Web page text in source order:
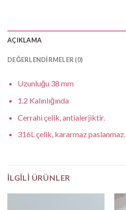
AÇIKLAMA
DEĞERLENDIRMELER (0)
Uzunluğu 38 mm
1.2 Kalınlığında
Cerrahi çelik, antialerjiktir.
316L çelik, kararmaz paslanmaz.
İLGILI ÜRÜNLER